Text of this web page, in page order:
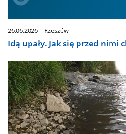
26.06.2026 Rzeszów
Idą upały. Jak się przed nimi